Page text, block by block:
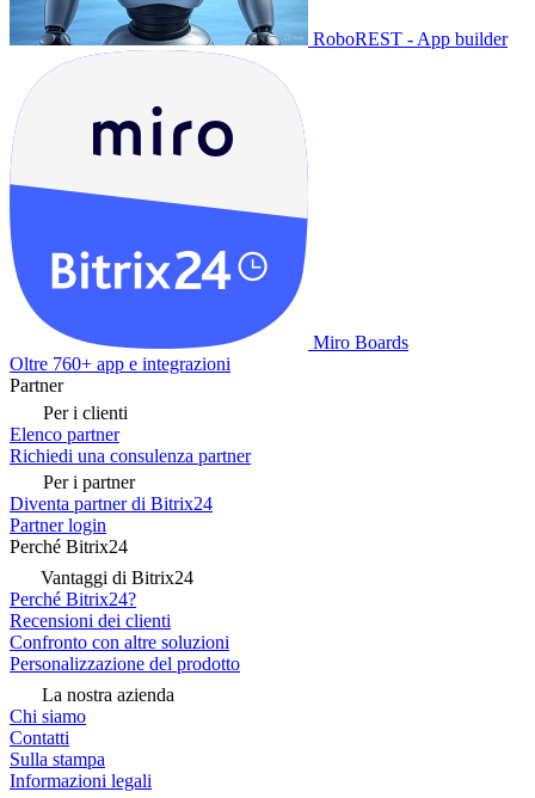
RoboREST - App builder
Miro Boards
Oltre 760+ app e integrazioni
Partner
Per i clienti
Elenco partner
Richiedi una consulenza partner
Per i partner
Diventa partner di Bitrix24
Partner login
Perché Bitrix24
Vantaggi di Bitrix24
Perché Bitrix24?
Recensioni dei clienti
Confronto con altre soluzioni
Personalizzazione del prodotto
La nostra azienda
Chi siamo
Contatti
Sulla stampa
Informazioni legali